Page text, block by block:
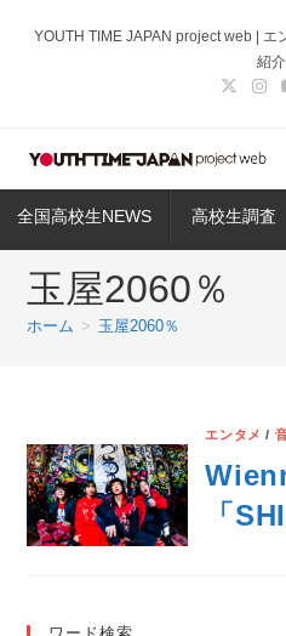
ス
ッ
YOUTH TIME JAPAN project web | エ
紹介
全国高校生NEWS 高校生調査
玉屋2060％
ホーム > 玉屋2060％
エンタメ /
「